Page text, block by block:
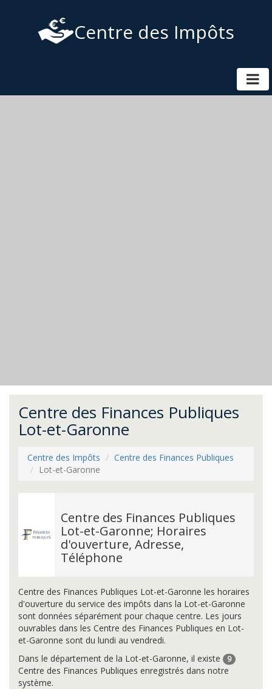
Centre des Impôts
Centre des Finances Publiques
Lot-et-Garonne
Centre des Impôts
Centre des Finances Publiques
Lot-et-Garonne
Centre des Finances Publiques
Lot-et-Garonne; Horaires
d'ouverture, Adresse,
Téléphone
Centre des Finances Publiques Lot-et-Garonne les horaires
d'ouverture du service des impôts dans la Lot-et-Garonne
sont données séparément pour chaque centre. Les jours
ouvrables dans les Centre des Finances Publiques en Lot-
et-Garonne sont du lundi au vendredi.
Dans le département de la Lot-et-Garonne, il existe
9
Centre des Finances Publiques enregistrés dans notre
système.